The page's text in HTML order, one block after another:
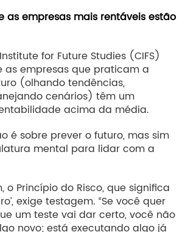
as empresas mais rentáveis estão
for Future Studies (CIFS)
as empresas que praticam a
(olhando tendências,
cenários) têm um
acima da média.
é sobre prever o futuro, mas sim
mental para lidar com a
o Princípio do Risco, que significa
exige testagem. “Se você quer
um teste vai dar certo, você não
novo; está executando algo já